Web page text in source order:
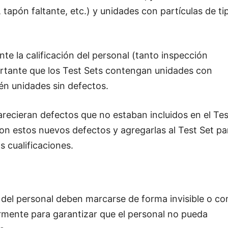
faltante, etc.) y unidades con partículas de
la calificación del personal (tanto inspección
que los Test Sets contengan unidades con
unidades sin defectos.
defectos que no estaban incluidos en el
estos nuevos defectos y agregarlas al Test Set
cualificaciones.
personal deben marcarse de forma invisible o
para garantizar que el personal no pueda